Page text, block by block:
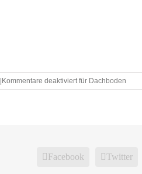
Kommentare deaktiviertfür Dachboden
Facebook Twitter